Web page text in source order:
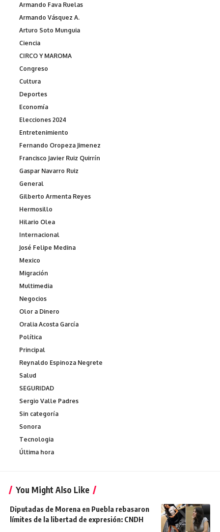
Armando Fava Ruelas
Armando Vásquez A.
Arturo Soto Munguia
Ciencia
CIRCO Y MAROMA
Congreso
Cultura
Deportes
Economía
Elecciones 2024
Entretenimiento
Fernando Oropeza Jimenez
Francisco Javier Ruiz Quirrín
Gaspar Navarro Ruiz
General
Gilberto Armenta Reyes
Hermosillo
Hilario Olea
Internacional
José Felipe Medina
Mexico
Migración
Multimedia
Negocios
Olor a Dinero
Oralia Acosta García
Política
Principal
Reynaldo Espinoza Negrete
Salud
SEGURIDAD
Sergio Valle Padres
Sin categoría
Sonora
Tecnologia
Última hora
You Might Also Like
Diputadas de Morena en Puebla rebasaron
límites de la libertad de expresión: CNDH